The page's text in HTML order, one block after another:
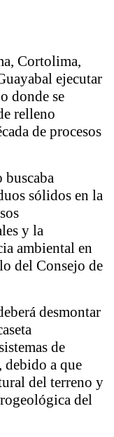
Cortolima,
ejecutar
donde se
relleno
de procesos
sólidos en la
y la
ambiental en
del Consejo de
desmontar
de
debido a que
del terreno y
del